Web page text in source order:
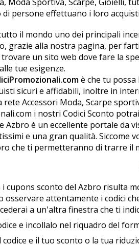
di persone effettuano i loro
il mondo uno dei principali
grazie alla nostra pagina, per
un sito web dove fare la
tue esigenze.
è che tu
sicuri e affidabili, inoltre in
Accessori Moda, Scarpe
i nostri Codici Sconto
Azbro è un eccellente portale da
e una gran qualità. Siccome
che ti permetteranno di trarre il
cupons sconto del Azbro risulta
osservare attentamente i codici
a un'altra finestra che ti
e incollalo nel riquadro del
codice e il tuo sconto o la tua